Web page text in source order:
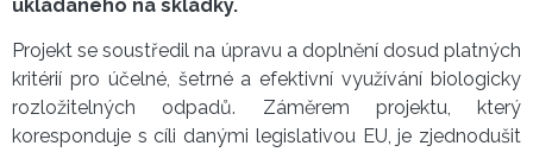
ukládaného na skládky.
Projekt se soustředil na úpravu a doplnění dosud platných
kritérií pro účelné, šetrné a efektivní využívání biologicky
rozložitelných odpadů. Záměrem projektu, který
koresponduje s cíli danými legislativou EU, je zjednodušit